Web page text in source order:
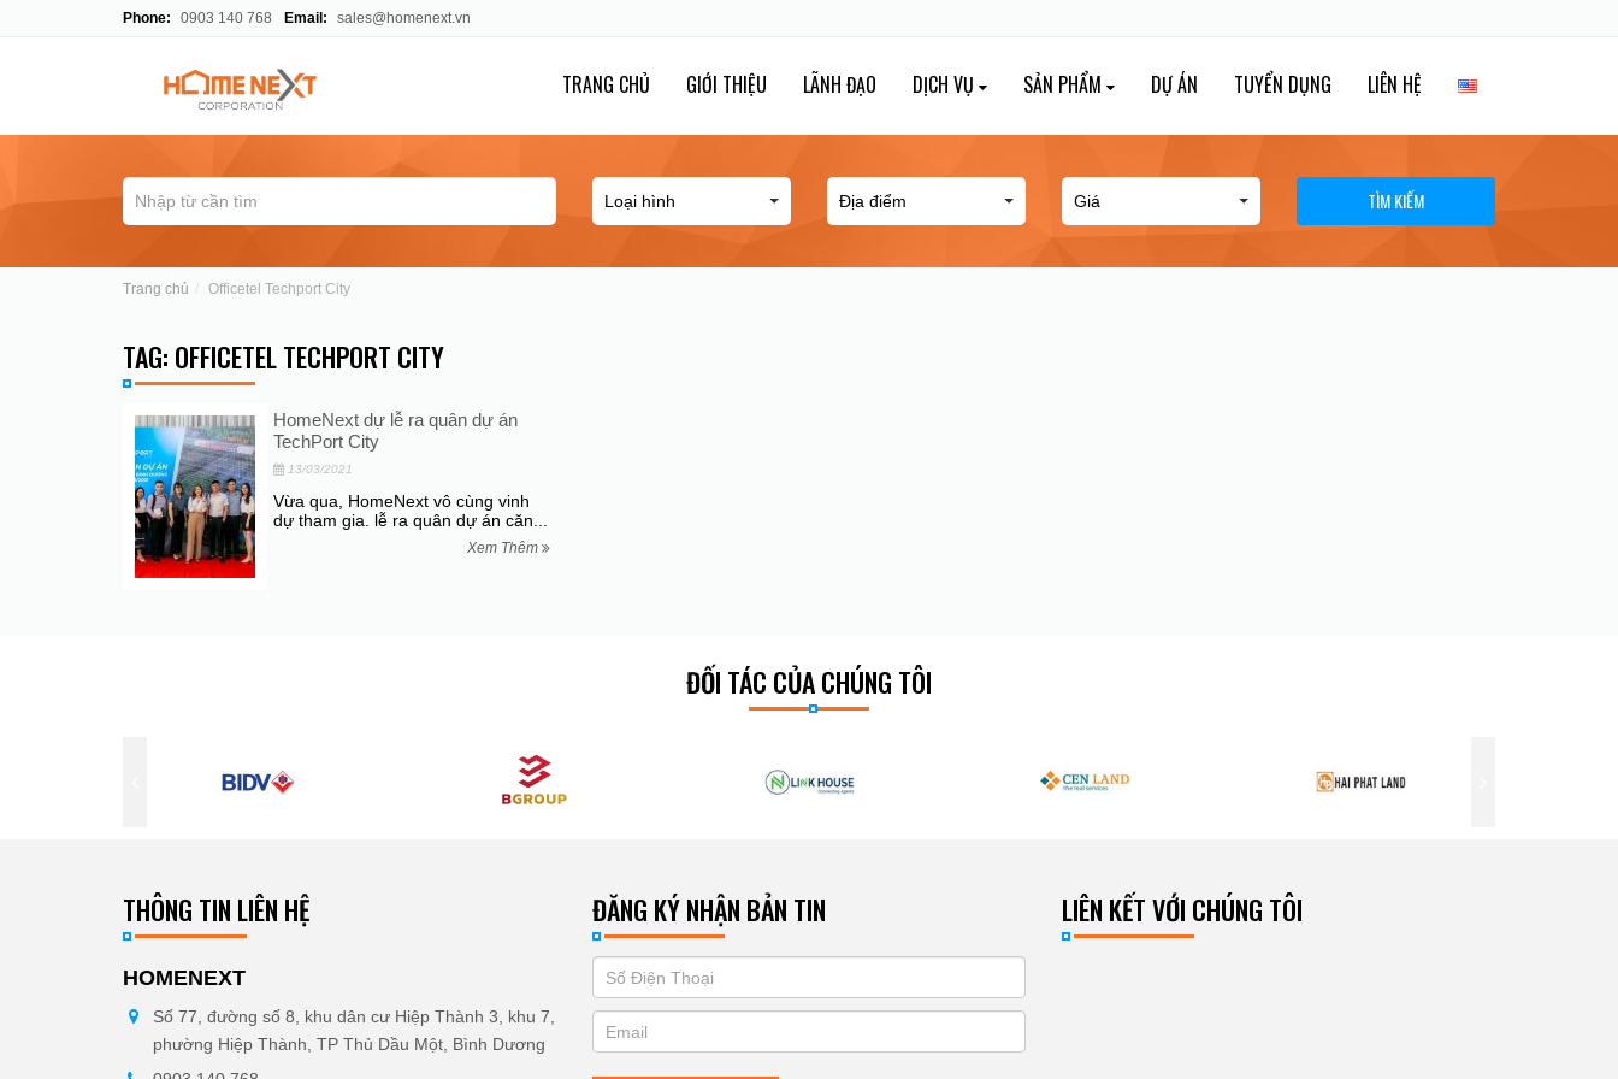
Phone: 0903 140 768 Email: sales@homenext.vn
TRANG CHỦ GIỚI THIỆU LÃNH ĐẠO DỊCH VỤ SẢN PHẨM DỰ ÁN TUYỂN DỤNG LIÊN HỆ
TÌM KIẾM
Trang chủ Officetel Techport City
TAG: OFFICETEL TECHPORT CITY
HomeNext dự lễ ra quân dự án
TechPort City
13/03/2021
Vừa qua, HomeNext vô cùng vinh
dự tham gia. lễ ra quân dự án căn...
Xem Thêm
ĐỐI TÁC CỦA CHÚNG TÔI
THÔNG TIN LIÊN HỆ
HOMENEXT
Số 77, đường số 8, khu dân cư Hiệp Thành 3, khu 7,
phường Hiệp Thành, TP Thủ Dầu Một, Bình Dương
ĐĂNG KÝ NHẬN BẢN TIN
ĐĂNG
KÝ
NHẬN
you
are
human,
LIÊN KẾT VỚI CHÚNG TÔI